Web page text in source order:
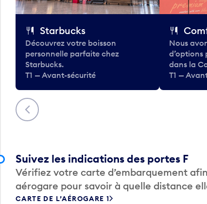
Précédent
Starbucks
Découvrez votre boisson
personnelle parfaite chez
Starbucks.
T1 — Avant-sécurité
Nous
d’options
dans la
T1 —
Suivez les indications des portes F
Vérifiez votre carte d’embarquement
aérogare pour savoir à quelle distance
CARTE DE L’AÉROGARE 1